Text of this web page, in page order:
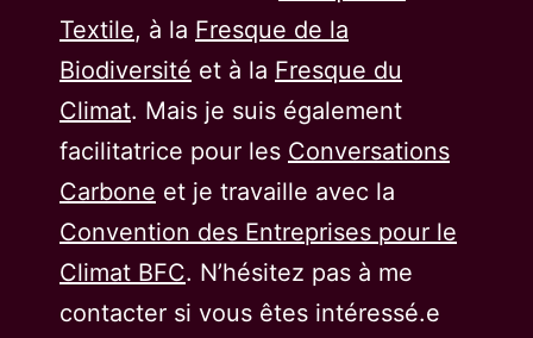
Textile, à la Fresque de la
Biodiversité et à la Fresque du
Climat. Mais je suis également
facilitatrice pour les Conversations
Carbone et je travaille avec la
Convention des Entreprises pour le
Climat BFC. N’hésitez pas à me
contacter si vous êtes intéressé.e